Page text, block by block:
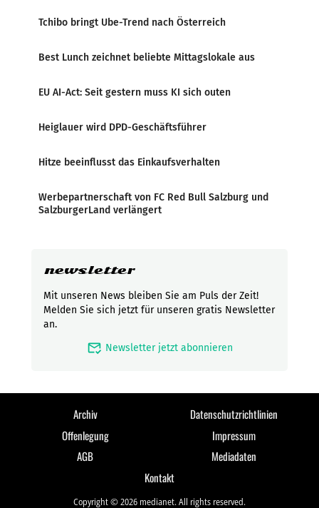
Tchibo bringt Ube-Trend nach Österreich
Best Lunch zeichnet beliebte Mittagslokale aus
EU AI-Act: Seit gestern muss KI sich outen
Heiglauer wird DPD-Geschäftsführer
Hitze beeinflusst das Einkaufsverhalten
Werbepartnerschaft von FC Red Bull Salzburg und
SalzburgerLand verlängert
newsletter
Mit unseren News bleiben Sie am Puls der Zeit!
Melden Sie sich jetzt für unseren gratis Newsletter
an.
mark_email_read Newsletter jetzt abonnieren
Archiv
Datenschutzrichtlinien
Offenlegung
Impressum
AGB
Mediadaten
Kontakt
Copyright © 2026 medianet. All rights reserved.